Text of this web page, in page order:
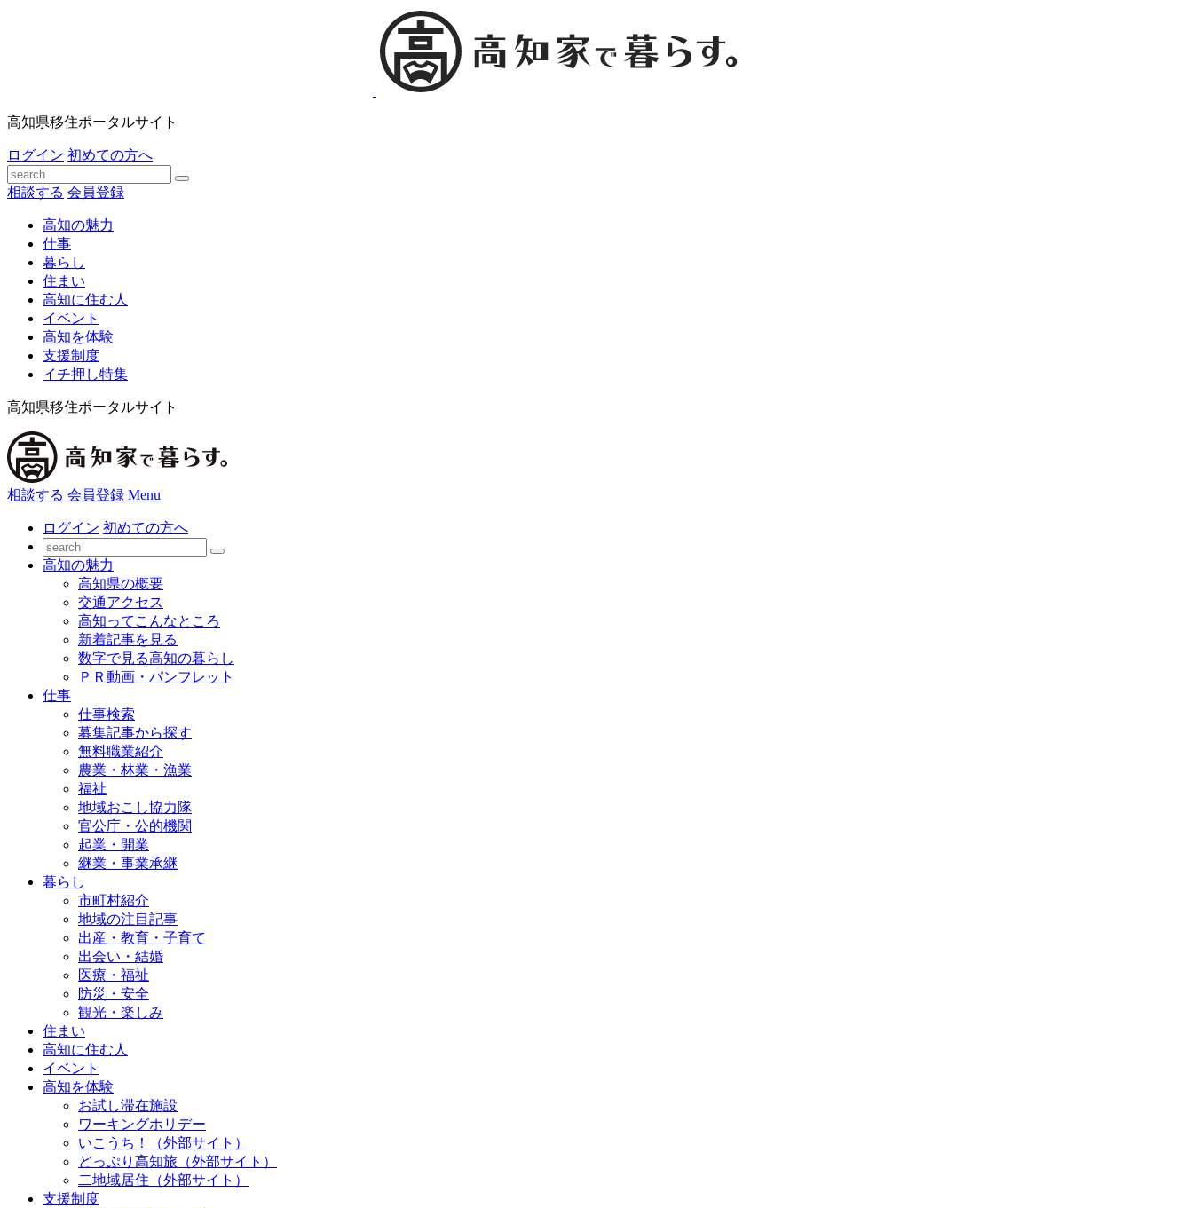
高知県移住ポータルサイト
ログイン 初めての方へ
相談する 会員登録
高知の魅力
仕事
暮らし
住まい
高知に住む人
イベント
高知を体験
支援制度
イチ押し特集
高知県移住ポータルサイト
相談する 会員登録 Menu
ログイン 初めての方へ
高知の魅力
高知県の概要
交通アクセス
高知ってこんなところ
新着記事を見る
数字で見る高知の暮らし
ＰＲ動画・パンフレット
仕事
仕事検索
募集記事から探す
無料職業紹介
農業・林業・漁業
福祉
地域おこし協力隊
官公庁・公的機関
起業・開業
継業・事業承継
暮らし
市町村紹介
地域の注目記事
出産・教育・子育て
出会い・結婚
医療・福祉
防災・安全
観光・楽しみ
住まい
高知に住む人
イベント
高知を体験
お試し滞在施設
ワーキングホリデー
いこうち！（外部サイト）
どっぷり高知旅（外部サイト）
二地域居住（外部サイト）
支援制度